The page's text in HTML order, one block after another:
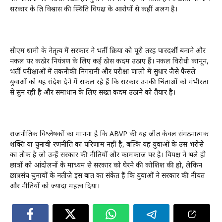
सरकार के प्रति विश्वास की स्थिति विपक्ष के आरोपों से कहीं अलग है।
सीएम धामी के नेतृत्व में सरकार ने भर्ती प्रक्रिया को पूरी तरह पारदर्शी बनाने और
नकल पर कठोर नियंत्रण के लिए कई ठोस कदम उठाए हैं। नकल विरोधी कानून,
भर्ती परीक्षाओं में तकनीकी निगरानी और परीक्षा प्रणाली में सुधार जैसे फैसले
युवाओं को यह संदेश देने में सफल रहे हैं कि सरकार उनकी चिंताओं को गंभीरता
से सुन रही है और समाधान के लिए सख्त कदम उठाने को तैयार है।
राजनीतिक विश्लेषकों का मानना है कि ABVP की यह जीत केवल संगठनात्मक
शक्ति या चुनावी रणनीति का परिणाम नहीं है, बल्कि यह युवाओं के उस भरोसे
का प्रतीक है जो उन्हें सरकार की नीतियों और कामकाज पर है। विपक्ष ने भले ही
छात्रों को आंदोलनों के माध्यम से सरकार को घेरने की कोशिश की हो, लेकिन
छात्रसंघ चुनावों के नतीजे इस बात का संकेत हैं कि युवाओं ने सरकार की नीयत
और नीतियों को ज्यादा महत्व दिया।